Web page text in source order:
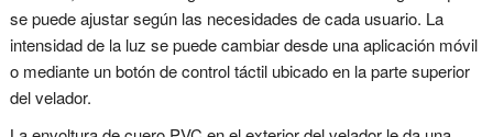
se puede ajustar según las necesidades de cada usuario. La
intensidad de la luz se puede cambiar desde una aplicación móvil
o mediante un botón de control táctil ubicado en la parte superior
del velador.